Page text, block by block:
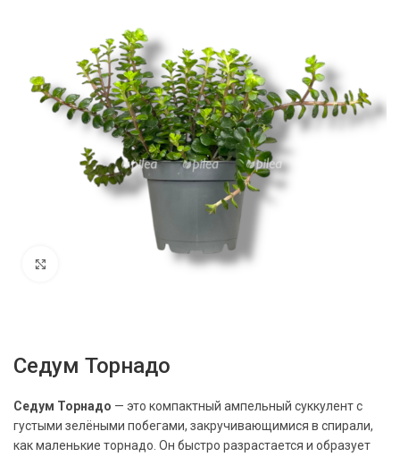
Нажмите, чтобы увеличить
Седум Торнадо
Седум Торнадо — это компактный ампельный суккулент с
густыми зелёными побегами, закручивающимися в спирали,
как маленькие торнадо. Он быстро разрастается и образует